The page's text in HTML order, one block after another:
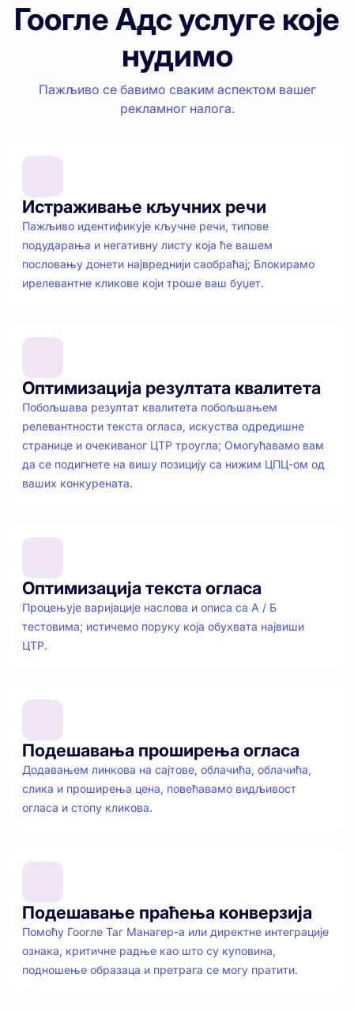
Гоогле Адс услуге које
нудимо
Пажљиво се бавимо сваким аспектом вашег
рекламног налога.
Истраживање кључних речи
Пажљиво идентификује кључне речи, типове
подударања и негативну листу која ће вашем
пословању донети највреднији саобраћај; Блокирамо
ирелевантне кликове који троше ваш буџет.
Оптимизација резултата квалитета
Побољшава резултат квалитета побољшањем
релевантности текста огласа, искуства одредишне
странице и очекиваног ЦТР троугла; Омогућавамо вам
да се подигнете на вишу позицију са нижим ЦПЦ-ом од
ваших конкурената.
Оптимизација текста огласа
Процењује варијације наслова и описа са А / Б
тестовима; истичемо поруку која обухвата највиши
ЦТР.
Подешавања проширења огласа
Додавањем линкова на сајтове, облачића, облачића,
слика и проширења цена, повећавамо видљивост
огласа и стопу кликова.
Подешавање праћења конверзија
Помоћу Гоогле Таг Манагер-а или директне интеграције
ознака, критичне радње као што су куповина,
подношење образаца и претрага се могу пратити.